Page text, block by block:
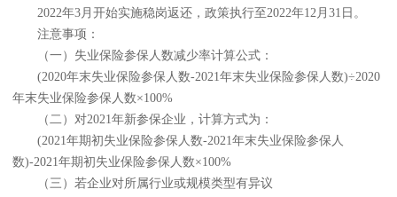
2022年3月开始实施稳岗返还，政策执行至2022年12月31日。
注意事项：
（一）失业保险参保人数减少率计算公式：
(2020年末失业保险参保人数-2021年末失业保险参保人数)÷2020
年末失业保险参保人数×100%
（二）对2021年新参保企业，计算方式为：
(2021年期初失业保险参保人数-2021年末失业保险参保人
数)-2021年期初失业保险参保人数×100%
（三）若企业对所属行业或规模类型有异议